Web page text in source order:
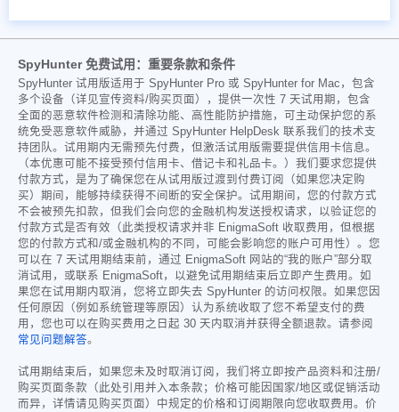
SpyHunter 免费试用：重要条款和条件
SpyHunter 试用版适用于 SpyHunter Pro 或 SpyHunter for Mac，包含
多个设备（详见宣传资料/购买页面），提供一次性 7 天试用期，包含
全面的恶意软件检测和清除功能、高性能防护措施，可主动保护您的系
统免受恶意软件威胁，并通过 SpyHunter HelpDesk 联系我们的技术支
持团队。试用期内无需预先付费，但激活试用版需要提供信用卡信息。
（本优惠可能不接受预付信用卡、借记卡和礼品卡。）我们要求您提供
付款方式，是为了确保您在从试用版过渡到付费订阅（如果您决定购
买）期间，能够持续获得不间断的安全保护。试用期间，您的付款方式
不会被预先扣款，但我们会向您的金融机构发送授权请求，以验证您的
付款方式是否有效（此类授权请求并非 EnigmaSoft 收取费用，但根据
您的付款方式和/或金融机构的不同，可能会影响您的账户可用性）。您
可以在 7 天试用期结束前，通过 EnigmaSoft 网站的“我的账户”部分取
消试用，或联系 EnigmaSoft，以避免试用期结束后立即产生费用。如
果您在试用期内取消，您将立即失去 SpyHunter 的访问权限。如果您因
任何原因（例如系统管理等原因）认为系统收取了您不希望支付的费
用，您也可以在购买费用之日起 30 天内取消并获得全额退款。请参阅
常见问题解答。
试用期结束后，如果您未及时取消订阅，我们将立即按产品资料和注册/
购买页面条款（此处引用并入本条款；价格可能因国家/地区或促销活动
而异，详情请见购买页面）中规定的价格和订阅期限向您收取费用。价